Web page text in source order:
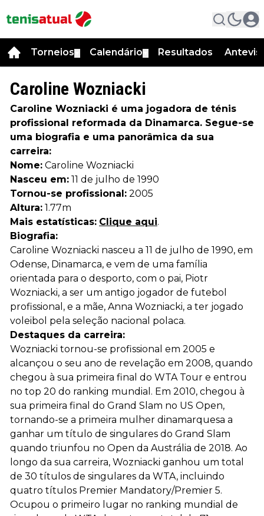
Torneios Calendário Resultados
Caroline Wozniacki
Caroline Wozniacki é uma jogadora de ténis
profissional reformada da Dinamarca. Segue-se
uma biografia e uma panorâmica da sua
carreira:
Nome: Caroline Wozniacki
Nasceu em: 11 de julho de 1990
Tornou-se profissional: 2005
Altura: 1.77m
Mais estatísticas: Clique aqui.
Biografia:
Caroline Wozniacki nasceu a 11 de julho de 1990, em
Odense, Dinamarca, e vem de uma família
orientada para o desporto, com o pai, Piotr
Wozniacki, a ser um antigo jogador de futebol
profissional, e a mãe, Anna Wozniacki, a ter jogado
voleibol pela seleção nacional polaca.
Destaques da carreira:
Wozniacki tornou-se profissional em 2005 e
alcançou o seu ano de revelação em 2008, quando
chegou à sua primeira final do WTA Tour e entrou
no top 20 do ranking mundial. Em 2010, chegou à
sua primeira final do Grand Slam no US Open,
tornando-se a primeira mulher dinamarquesa a
ganhar um título de singulares do Grand Slam
quando triunfou no Open da Austrália de 2018. Ao
longo da sua carreira, Wozniacki ganhou um total
de 30 títulos de singulares da WTA, incluindo
quatro títulos Premier Mandatory/Premier 5.
Ocupou o primeiro lugar no ranking mundial de